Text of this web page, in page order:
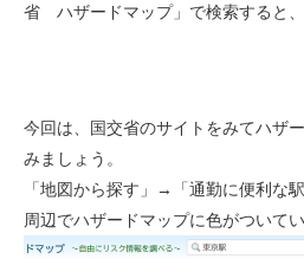
省 ハザードマップ」で検索すると、
今回は、国交省のサイトをみてハザ
みましょう。
「地図から探す」→「通勤に便利な
周辺でハザードマップに色がついて